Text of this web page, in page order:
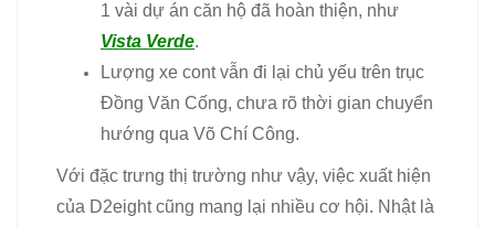
1 vài dự án căn hộ đã hoàn thiện, như
Vista Verde.
Lượng xe cont vẫn đi lại chủ yếu trên trục
Đồng Văn Cống, chưa rõ thời gian chuyển
hướng qua Võ Chí Công.
Với đặc trưng thị trường như vậy, việc xuất hiện
của D2eight cũng mang lại nhiều cơ hội. Nhật là